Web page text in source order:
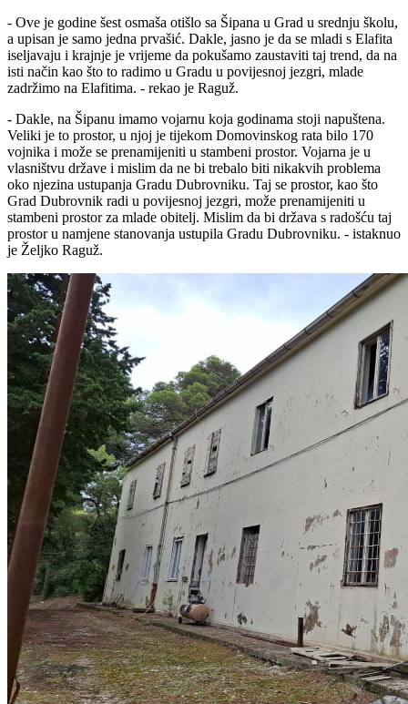
- Ove je godine šest osmaša otišlo sa Šipana u Grad u srednju školu,
a upisan je samo jedna prvašić. Dakle, jasno je da se mladi s Elafita
iseljavaju i krajnje je vrijeme da pokušamo zaustaviti taj trend, da na
isti način kao što to radimo u Gradu u povijesnoj jezgri, mlade
zadržimo na Elafitima. - rekao je Raguž.
- Dakle, na Šipanu imamo vojarnu koja godinama stoji napuštena.
Veliki je to prostor, u njoj je tijekom Domovinskog rata bilo 170
vojnika i može se prenamijeniti u stambeni prostor. Vojarna je u
vlasništvu države i mislim da ne bi trebalo biti nikakvih problema
oko njezina ustupanja Gradu Dubrovniku. Taj se prostor, kao što
Grad Dubrovnik radi u povijesnoj jezgri, može prenamijeniti u
stambeni prostor za mlade obitelj. Mislim da bi država s radošću taj
prostor u namjene stanovanja ustupila Gradu Dubrovniku. - istaknuo
je Željko Raguž.